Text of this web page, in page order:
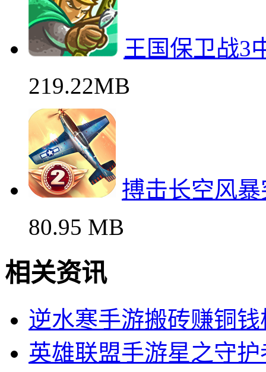
王国保卫战3
219.22MB
搏击长空风
80.95 MB
相关资讯
逆水寒手游搬砖赚铜
英雄联盟手游星之守